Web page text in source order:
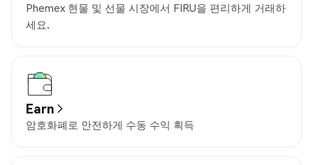
Phemex 현물 및 선물 시장에서 FIRU을 편리하게 거래하
세요.
Earn
암호화폐로 안전하게 수동 수익 획득